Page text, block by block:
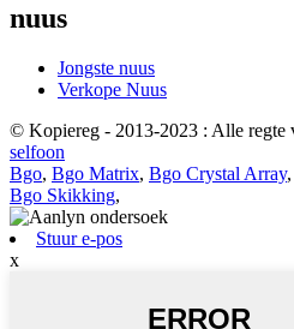
nuus
Jongste nuus
Verkope Nuus
© Kopiereg - 2013-2023 : Alle regte
selfoon
Bgo, Bgo Matrix, Bgo Crystal Array,
Bgo Skikking,
Stuur e-pos
x